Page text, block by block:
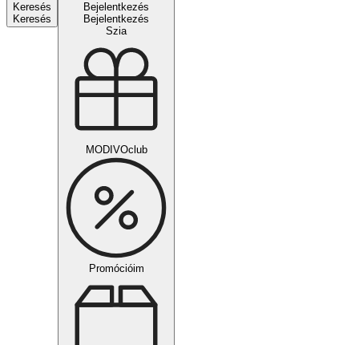
Keresés
Keresés
Bejelentkezés
Bejelentkezés
Szia
MODIVOclub
Promócióim